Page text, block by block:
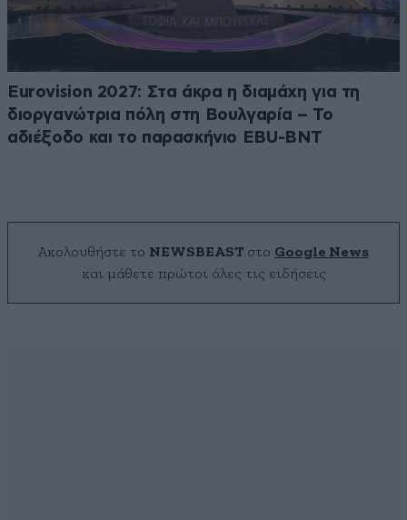
Eurovision 2027: Στα άκρα η διαμάχη για τη
διοργανώτρια πόλη στη Βουλγαρία – Το
αδιέξοδο και το παρασκήνιο EBU-BNT
Ακολουθήστε το NEWSBEAST στο Google News
και μάθετε πρώτοι όλες τις ειδήσεις